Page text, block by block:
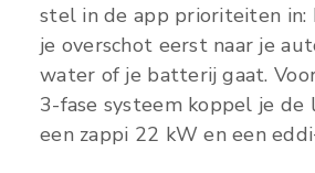
stel in de app prioriteiten in:
je overschot eerst naar je
water of je batterij gaat.
3-fase systeem koppel je de
een zappi 22 kW en een